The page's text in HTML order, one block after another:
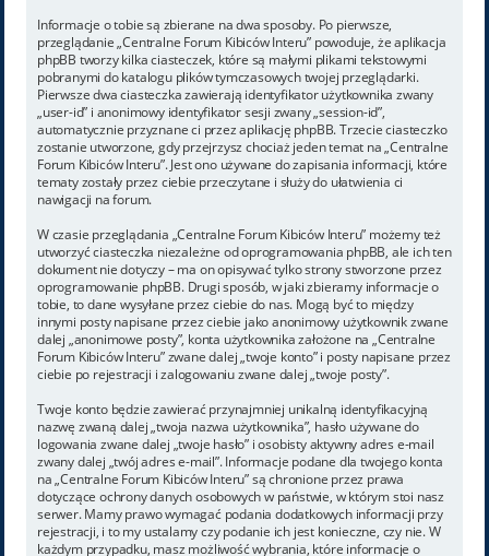
Informacje o tobie są zbierane na dwa sposoby. Po pierwsze,
przeglądanie „Centralne Forum Kibiców Interu” powoduje, że aplikacja
phpBB tworzy kilka ciasteczek, które są małymi plikami tekstowymi
pobranymi do katalogu plików tymczasowych twojej przeglądarki.
Pierwsze dwa ciasteczka zawierają identyfikator użytkownika zwany
„user-id” i anonimowy identyfikator sesji zwany „session-id”,
automatycznie przyznane ci przez aplikację phpBB. Trzecie ciasteczko
zostanie utworzone, gdy przejrzysz chociaż jeden temat na „Centralne
Forum Kibiców Interu”. Jest ono używane do zapisania informacji, które
tematy zostały przez ciebie przeczytane i służy do ułatwienia ci
nawigacji na forum.
W czasie przeglądania „Centralne Forum Kibiców Interu” możemy też
utworzyć ciasteczka niezależne od oprogramowania phpBB, ale ich ten
dokument nie dotyczy – ma on opisywać tylko strony stworzone przez
oprogramowanie phpBB. Drugi sposób, w jaki zbieramy informacje o
tobie, to dane wysyłane przez ciebie do nas. Mogą być to między
innymi posty napisane przez ciebie jako anonimowy użytkownik zwane
dalej „anonimowe posty”, konta użytkownika założone na „Centralne
Forum Kibiców Interu” zwane dalej „twoje konto” i posty napisane przez
ciebie po rejestracji i zalogowaniu zwane dalej „twoje posty”.
Twoje konto będzie zawierać przynajmniej unikalną identyfikacyjną
nazwę zwaną dalej „twoja nazwa użytkownika”, hasło używane do
logowania zwane dalej „twoje hasło” i osobisty aktywny adres e-mail
zwany dalej „twój adres e-mail”. Informacje podane dla twojego konta
na „Centralne Forum Kibiców Interu” są chronione przez prawa
dotyczące ochrony danych osobowych w państwie, w którym stoi nasz
serwer. Mamy prawo wymagać podania dodatkowych informacji przy
rejestracji, i to my ustalamy czy podanie ich jest konieczne, czy nie. W
każdym przypadku, masz możliwość wybrania, które informacje o